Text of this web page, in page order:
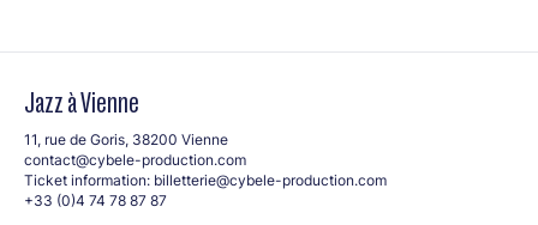
Jazz à Vienne
11, rue de Goris, 38200 Vienne
contact@cybele-production.com
Ticket information: billetterie@cybele-production.com
+33 (0)4 74 78 87 87